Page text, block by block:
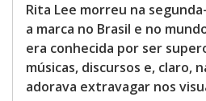
Rita Lee morreu na
a marca no Brasil e no
era conhecida por ser
músicas, discursos e, claro,
adorava extravagar nos